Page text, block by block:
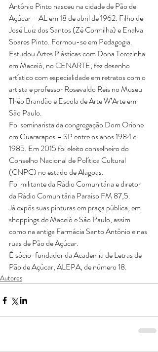
Antônio Pinto nasceu na cidade de Pão de
Açúcar – AL em 18 de abril de 1962. Filho de
José Luiz dos Santos (Zé Cormilha) e Enalva
Soares Pinto. Formou-se em Pedagogia.
Estudou Artes Plásticas com Dona Terezinha
em Maceió, no CENARTE; fez desenho
artístico com especialidade em retratos com o
artista e professor Rosevaldo Reis no Museu
Théo Brandão e Escola de Arte W’Arte em
São Paulo.
Foi seminarista da congregação Dom Orione
em Guararapes – SP entre os anos 1984 e
1985. Em 2015 foi eleito conselheiro do
Conselho Nacional de Política Cultural
(CNPC) no estado de Alagoas.
Foi militante da Rádio Comunitária e diretor
da Rádio Comunitária Paraíso FM 87,5.
Já expôs suas pinturas em praça pública, em
shoppings de Maceió e São Paulo, assim
como na antiga Farmácia Santo Antônio e nas
ruas de Pão de Açúcar.
É sócio-fundador da Academia de Letras de
Pão de Açúcar, ALEPA, de número 18.
Autores